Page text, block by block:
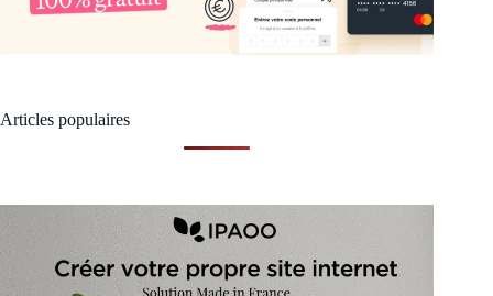
Articles populaires